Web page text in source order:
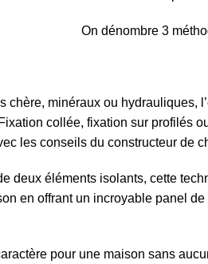
On dénombre 3
chère, minéraux ou hydrauliques,
collée, fixation sur profilés
les conseils du constructeur de
deux éléments isolants, cette
en offrant un incroyable panel
pour une maison sans